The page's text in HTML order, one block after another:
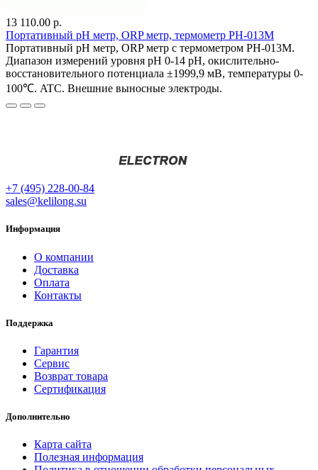
13 110.00 р.
Портативный pH метр, ORP метр, термометр PH-013M
Портативный pH метр, ORP метр с термометром PH-013M.
Диапазон измерений уровня pH 0-14 pH, окислительно-
восстановительного потенциала ±1999,9 мВ, температуры 0-
100℃. ATC. Внешние выносные электроды.
+7 (495) 228-00-84
sales@kelilong.su
Информация
О компании
Доставка
Оплата
Контакты
Поддержка
Гарантия
Сервис
Возврат товара
Сертификация
Дополнительно
Карта сайта
Полезная информация